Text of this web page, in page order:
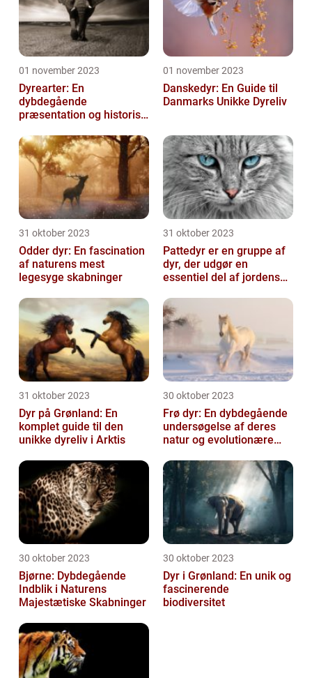
01 november 2023
Dyrearter: En
dybdegående
præsentation og historisk
01 november 2023
Danskedyr: En Guide til
Danmarks Unikke Dyreliv
31 oktober 2023
Odder dyr: En fascination
af naturens mest
legesyge skabninger
31 oktober 2023
Pattedyr er en gruppe af
dyr, der udgør en
essentiel del af jordens
31 oktober 2023
Dyr på Grønland: En
komplet guide til den
unikke dyreliv i Arktis
30 oktober 2023
Frø dyr: En dybdegående
undersøgelse af deres
natur og evolutionære
30 oktober 2023
Bjørne: Dybdegående
Indblik i Naturens
Majestætiske Skabninger
30 oktober 2023
Dyr i Grønland: En unik og
fascinerende
biodiversitet